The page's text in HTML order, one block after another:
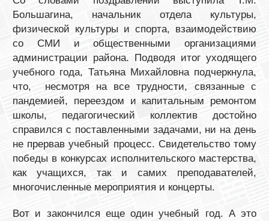
Большагина, начальник отдела культуры,
физической культуры и спорта, взаимодействию
со СМИ и общественными организациями
администрации района. Подводя итог уходящего
учебного года, Татьяна Михайловна подчеркнула,
что, несмотря на все трудности, связанные с
пандемией, переездом и капитальным ремонтом
школы, педагогический коллектив достойно
справился с поставленными задачами, ни на день
не прервав учебный процесс. Свидетельство тому
победы в конкурсах исполнительского мастерства,
как учащихся, так и самих преподавателей,
многочисленные мероприятия и концерты.
Вот и закончился еще один учебный год. А это